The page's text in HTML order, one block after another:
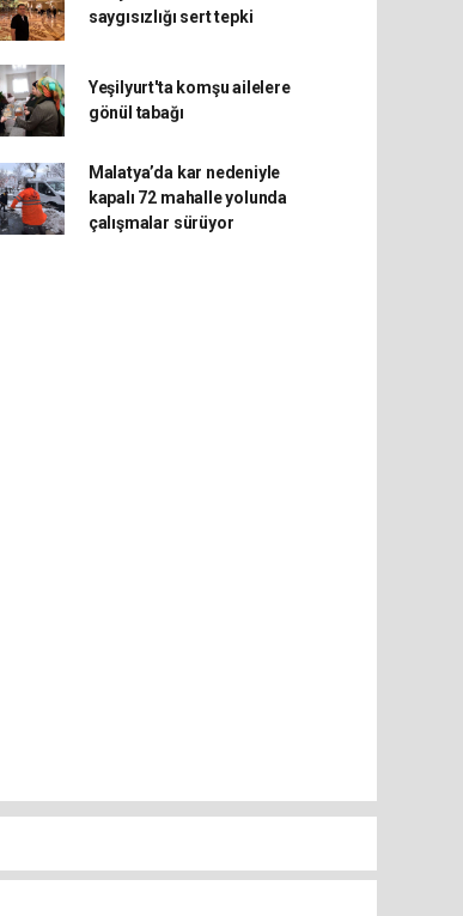
saygısızlığı sert tepki
Yeşilyurt'ta komşu ailelere
gönül tabağı
Malatya’da kar nedeniyle
kapalı 72 mahalle yolunda
çalışmalar sürüyor